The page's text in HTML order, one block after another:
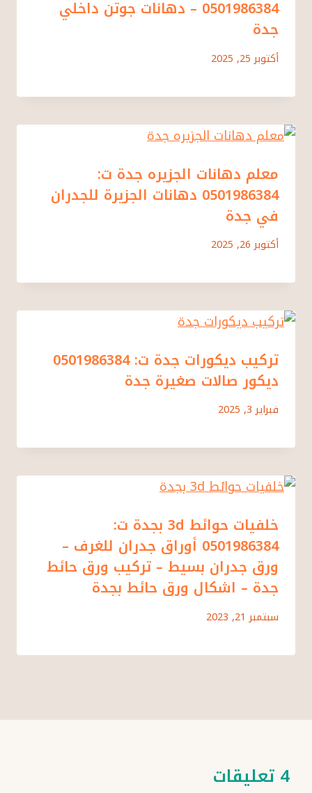
0501986384 – دهانات جوتن داخلي
جدة
أكتوبر 25, 2025
معلم دهانات الجزيره جدة ت:
0501986384 دهانات الجزيرة للجدران
في جدة
أكتوبر 26, 2025
تركيب ديكورات جدة ت: 0501986384
ديكور صالات صغيرة جدة
فبراير 3, 2025
خلفيات حوائط 3d بجدة ت:
0501986384 أوراق جدران للغرف –
ورق جدران بسيط – تركيب ورق حائط
جدة – اشكال ورق حائط بجدة
سبتمبر 21, 2023
4 تعليقات